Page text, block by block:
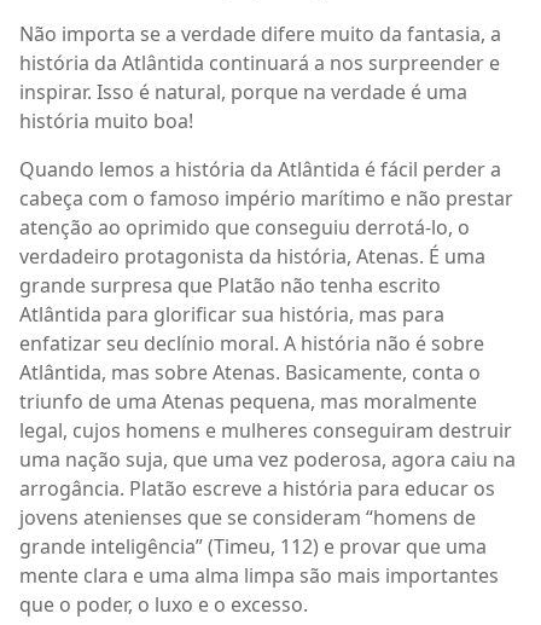
Não importa se a verdade difere muito da fantasia, a
história da Atlântida continuará a nos surpreender e
inspirar. Isso é natural, porque na verdade é uma
história muito boa!
Quando lemos a história da Atlântida é fácil perder a
cabeça com o famoso império marítimo e não prestar
atenção ao oprimido que conseguiu derrotá-lo, o
verdadeiro protagonista da história, Atenas. É uma
grande surpresa que Platão não tenha escrito
Atlântida para glorificar sua história, mas para
enfatizar seu declínio moral. A história não é sobre
Atlântida, mas sobre Atenas. Basicamente, conta o
triunfo de uma Atenas pequena, mas moralmente
legal, cujos homens e mulheres conseguiram destruir
uma nação suja, que uma vez poderosa, agora caiu na
arrogância. Platão escreve a história para educar os
jovens atenienses que se consideram “homens de
grande inteligência” (Timeu, 112) e provar que uma
mente clara e uma alma limpa são mais importantes
que o poder, o luxo e o excesso.